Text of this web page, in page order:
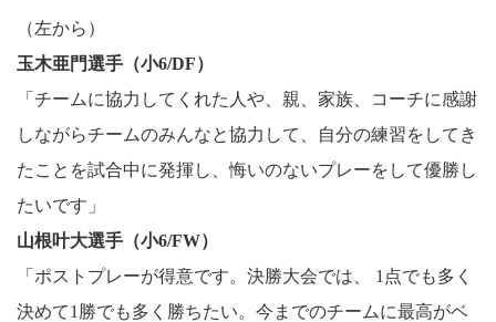
（左から）
玉木亜門選手（小6/DF）
「チームに協力してくれた人や、親、家族、コーチに感謝
しながらチームのみんなと協力して、自分の練習をしてき
たことを試合中に発揮し、悔いのないプレーをして優勝し
たいです」
山根叶大選手（小6/FW）
「ポストプレーが得意です。決勝大会では、 1点でも多く
決めて1勝でも多く勝ちたい。今までのチームに最高がベ